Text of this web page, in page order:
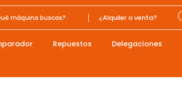
¿Alquiler o venta?
Repuestos Delegaciones